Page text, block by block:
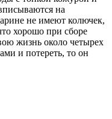
на
не имеют колючек,
хорошо при сборе
жизнь около четырех
и потереть, то он